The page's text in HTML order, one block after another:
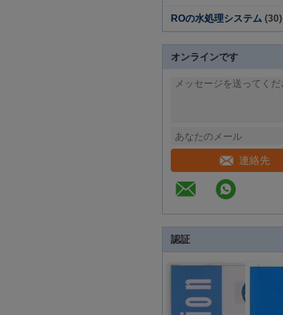
ROの水処理システム (30)
オンラインです
連絡先
認証